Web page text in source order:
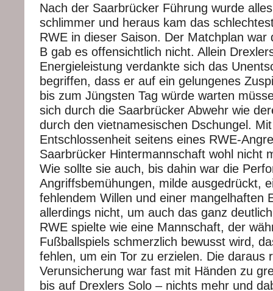
Nach der Saarbrücker Führung wurde
schlimmer und heraus kam das
RWE in dieser Saison. Der Matchplan war
B gab es offensichtlich nicht. Allein
Energieleistung verdankte sich das
begriffen, dass er auf ein gelungenes
bis zum Jüngsten Tag würde warten
sich durch die Saarbrücker Abwehr wie
durch den vietnamesischen Dschungel.
Entschlossenheit seitens eines RWE-
Saarbrücker Hintermannschaft wohl nicht
Wie sollte sie auch, bis dahin war die
Angriffsbemühungen, milde ausgedrückt,
fehlendem Willen und einer mangelhaften
allerdings nicht, um auch das ganz
RWE spielte wie eine Mannschaft, der
Fußballspiels schmerzlich bewusst wird,
fehlen, um ein Tor zu erzielen. Die daraus
Verunsicherung war fast mit Händen zu
bis auf Drexlers Solo – nichts mehr und